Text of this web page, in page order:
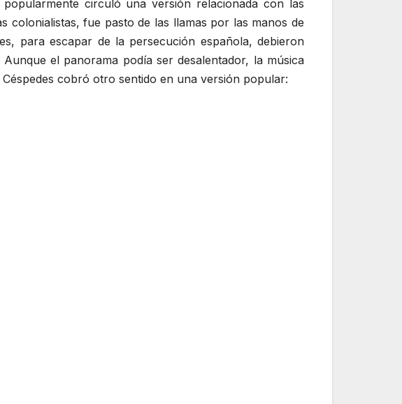
circuló una versión relacionada con las
colonialistas, fue pasto de las llamas por las manos de
para escapar de la persecución española, debieron
el panorama podía ser desalentador, la música
cobró otro sentido en una versión popular: